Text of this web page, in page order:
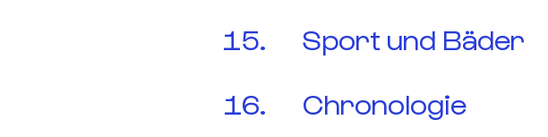
Sport und Bäder
Chronologie